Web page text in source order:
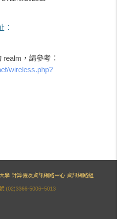
：
，請參考：
wireless.php?
學 計算機及資訊網路中心 資訊網路組
(02)3366-5006~5013